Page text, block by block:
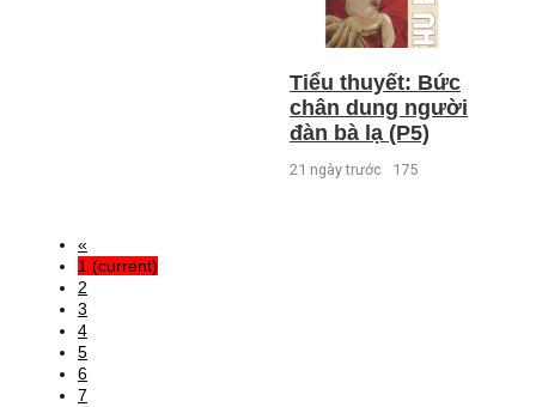
Tiểu thuyết: Bức
chân dung người
đàn bà lạ (P5)
21 ngày trước 175
«
1 (current)
2
3
4
5
6
7